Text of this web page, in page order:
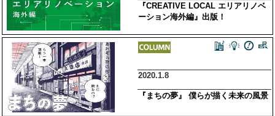
『CREATIVE LOCAL エリアリノベ
ーション海外編』出版！
2020.1.8
『まちの夢』 僕らが描く未来の風景